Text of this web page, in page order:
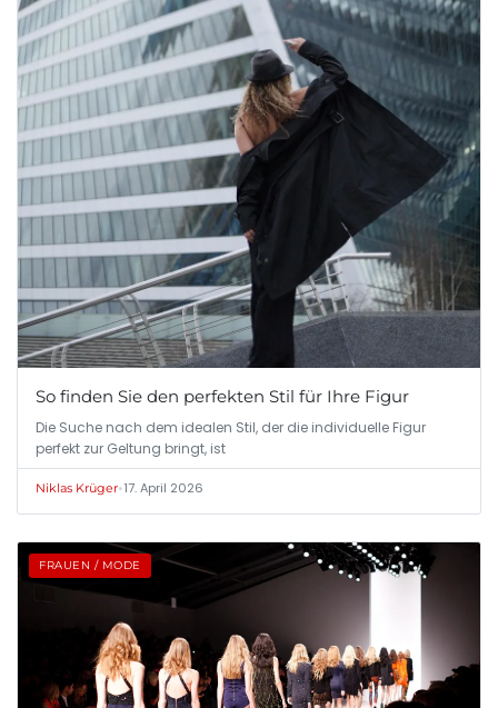
So finden Sie den perfekten Stil für Ihre Figur
Die Suche nach dem idealen Stil, der die individuelle Figur
perfekt zur Geltung bringt, ist
Niklas Krüger•17. April 2026
FRAUEN / MODE